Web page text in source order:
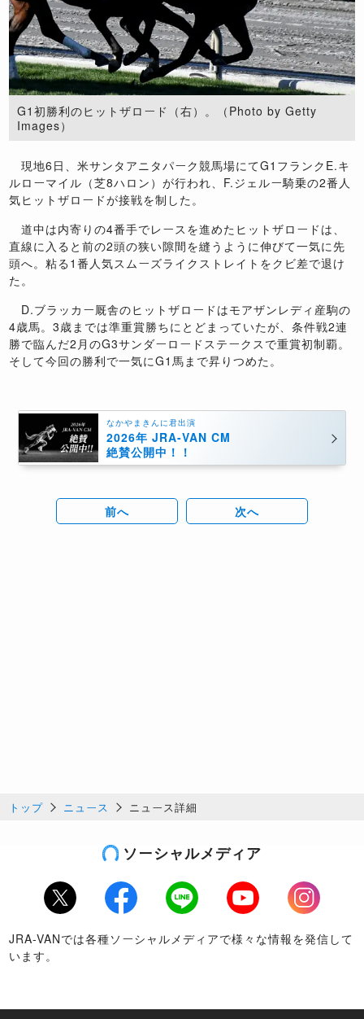
G1初勝利のヒットザロード（右）。（Photo by Getty
Images）
現地6日、米サンタアニタパーク競馬場にてG1フランクE.キ
ルローマイル（芝8ハロン）が行われ、F.ジェルー騎乗の2番人
気ヒットザロードが接戦を制した。
道中は内寄りの4番手でレースを進めたヒットザロードは、
直線に入ると前の2頭の狭い隙間を縫うように伸びて一気に先
頭へ。粘る1番人気スムーズライクストレイトをクビ差で退け
た。
D.ブラッカー厩舎のヒットザロードはモアザンレディ産駒の
4歳馬。3歳までは準重賞勝ちにとどまっていたが、条件戦2連
勝で臨んだ2月のG3サンダーロードステークスで重賞初制覇。
そして今回の勝利で一気にG1馬まで昇りつめた。
なかやまきんに君出演
2026年 JRA-VAN CM
絶賛公開中！！
前へ 次へ
トップ ニュース ニュース詳細
ソーシャルメディア
Twitter Facebook LINE Youtube
Instagram
JRA-VANでは各種ソーシャルメディアで様々な情報を発信して
います。